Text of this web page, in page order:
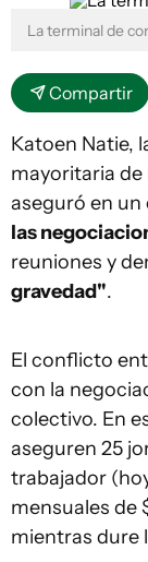
La terminal de
Compartir
Katoen Natie,
mayoritaria de
aseguró en
las
reuniones y
gravedad".
El conflicto
con la
colectivo. En
aseguren 25
trabajador
mensuales de
mientras dure